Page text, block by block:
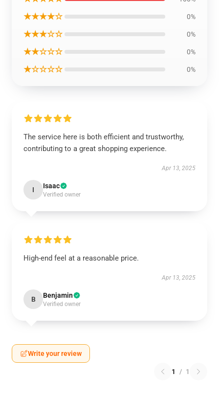
★★★★☆ 0%
★★★☆☆ 0%
★★☆☆☆ 0%
★☆☆☆☆ 0%
The service here is both efficient and trustworthy,
contributing to a great shopping experience.
Apr 13, 2025
I Isaac
Verified owner
High-end feel at a reasonable price.
Apr 13, 2025
B Benjamin
Verified owner
Write your review
1 / 1